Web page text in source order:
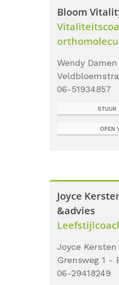
Bloom
Wendy Damen
06-51934857
STUUR
OPEN
Joyce
&advies
Joyce Kersten
Grensweg 1 -
06-29418249